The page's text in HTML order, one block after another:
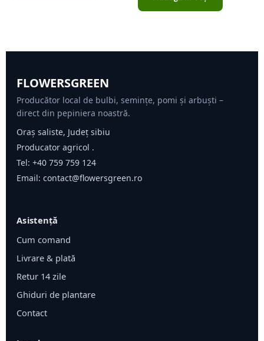
FLOWERSGREEN
Producător local de bulbi, semințe, pomi și arbuști –
direct din pepiniera noastră.
Oraș saliste, Județ sibiu
Producator agricol .
Tel: +40 759 759 124
Email: contact@flowersgreen.ro
Asistență
Cum comand
Livrare & plată
Retur 14 zile
Ghiduri de plantare
Contact